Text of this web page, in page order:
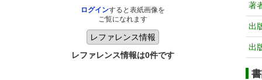
ログインすると表紙画像を
ご覧になれます
レファレンス情報は0件です
著
出
出